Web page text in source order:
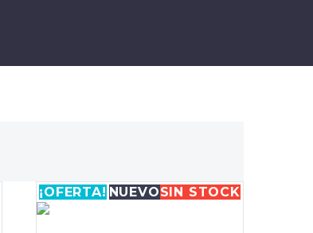
¡OFERTA! NUEVOSIN STOCK